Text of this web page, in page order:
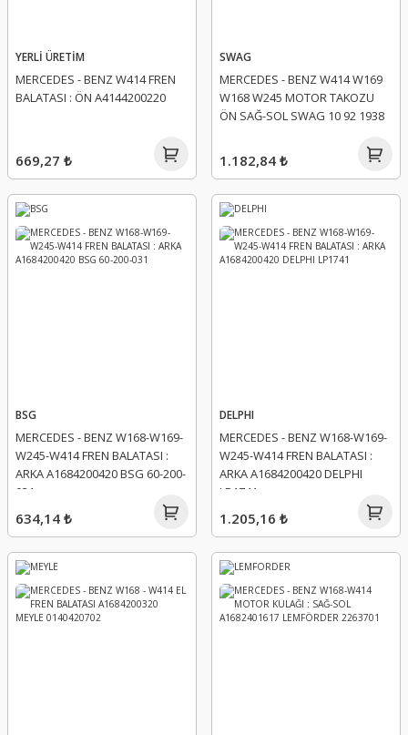
YERLİ ÜRETİM
MERCEDES - BENZ W414 FREN
BALATASI : ÖN A4144200220
669,27 ₺
SWAG
MERCEDES - BENZ W414 W169
W168 W245 MOTOR TAKOZU
ÖN SAĞ-SOL SWAG 10 92 1938
1.182,84 ₺
BSG
MERCEDES - BENZ W168-W169-
W245-W414 FREN BALATASI :
ARKA A1684200420 BSG 60-200-
031
634,14 ₺
DELPHI
MERCEDES - BENZ W168-W169-
W245-W414 FREN BALATASI :
ARKA A1684200420 DELPHI
LP1741
1.205,16 ₺